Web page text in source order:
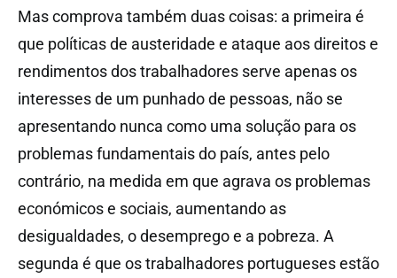
Mas comprova também duas coisas: a primeira é
que políticas de austeridade e ataque aos direitos e
rendimentos dos trabalhadores serve apenas os
interesses de um punhado de pessoas, não se
apresentando nunca como uma solução para os
problemas fundamentais do país, antes pelo
contrário, na medida em que agrava os problemas
económicos e sociais, aumentando as
desigualdades, o desemprego e a pobreza. A
segunda é que os trabalhadores portugueses estão